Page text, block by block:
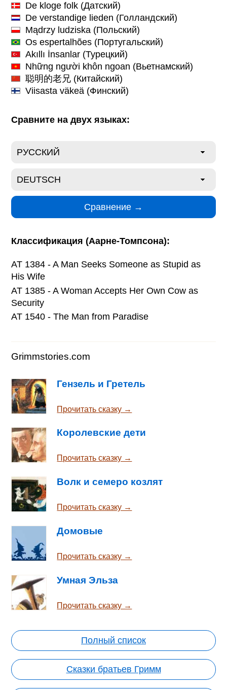
De kloge folk (Датский)
De verstandige lieden (Голландский)
Mądrzy ludziska (Польский)
Os espertalhões (Португальский)
Akıllı İnsanlar (Турецкий)
Những người khôn ngoan (Вьетнамский)
聪明的老兄 (Китайский)
Viisasta väkeä (Финский)
Сравните на двух языках:
Классификация (Аарне-Томпсона):
AT 1384 - A Man Seeks Someone as Stupid as
His Wife
AT 1385 - A Woman Accepts Her Own Cow as
Security
AT 1540 - The Man from Paradise
Grimmstories.com
Гензель и Гретель
Прочитать сказку →
Королевские дети
Прочитать сказку →
Волк и семеро козлят
Прочитать сказку →
Домовые
Прочитать сказку →
Умная Эльза
Прочитать сказку →
Полный список
Сказки братьев Гримм